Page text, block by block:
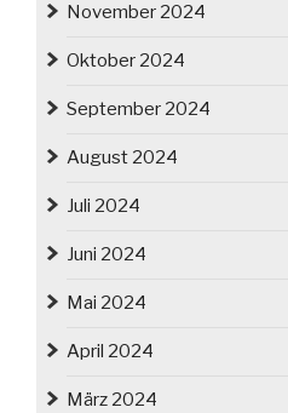
November 2024
Oktober 2024
September 2024
August 2024
Juli 2024
Juni 2024
Mai 2024
April 2024
März 2024